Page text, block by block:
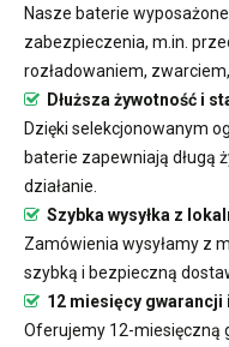
Nasze baterie
zabezpieczenia, m.in.
rozładowaniem,
Dłuższa żywotność i
Dzięki selekcjonowanym
baterie zapewniają długą
działanie.
Szybka wysyłka z
Zamówienia wysyłamy z
szybką i bezpieczną
12 miesięcy gwarancji
Oferujemy 12-miesięczną